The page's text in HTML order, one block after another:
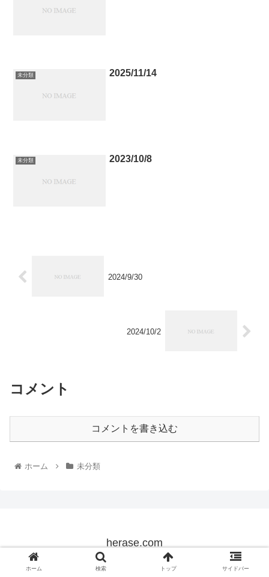
未分類 2025/11/14
未分類 2023/10/8
2024/9/30
2024/10/2
コメント
コメントを書き込む
ホーム 未分類
herase.com
© 2022 herase.com.
ホーム 検索 トップ サイドバー